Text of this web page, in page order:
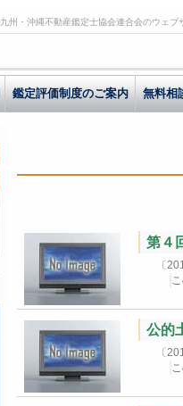
九州・沖縄不動産鑑定士協会連合会のウェ
鑑定評価制度のご案内 無料相
第４
〔
公的
〔